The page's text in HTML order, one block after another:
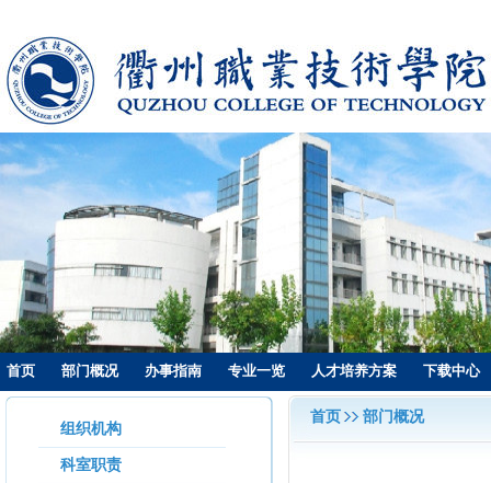
首页 部门概况 办事指南 专业一览 人才培养方案 下载中心
首页 部门概况
组织机构
科室职责